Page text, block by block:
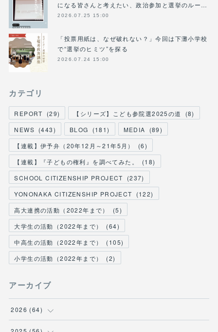
になる皆さんと考えたい、政治参加と選挙のルー…
2026.07.25 15:00
「投票用紙は、なぜ破れない？」今回は下灘小学校
で“選挙のヒミツ”を探る
2026.07.24 15:00
カテゴリ
REPORT (29) 【シリーズ】こども参院選2025の道 (8)
NEWS (443) BLOG (181) MEDIA (89)
【連載】伊予弁（20年12月～21年5月）
(6)
【連載】『子どもの権利』を調べてみた。
(18)
SCHOOL CITIZENSHIP PROJECT
(237)
YONONAKA CITIZENSHIP PROJECT
(122)
高大連携の活動（2022年まで）
(5)
大学生の活動（2022年まで）
(64)
中高生の活動（2022年まで）
(105)
小学生の活動（2022年まで）
(2)
アーカイブ
2026 (64)